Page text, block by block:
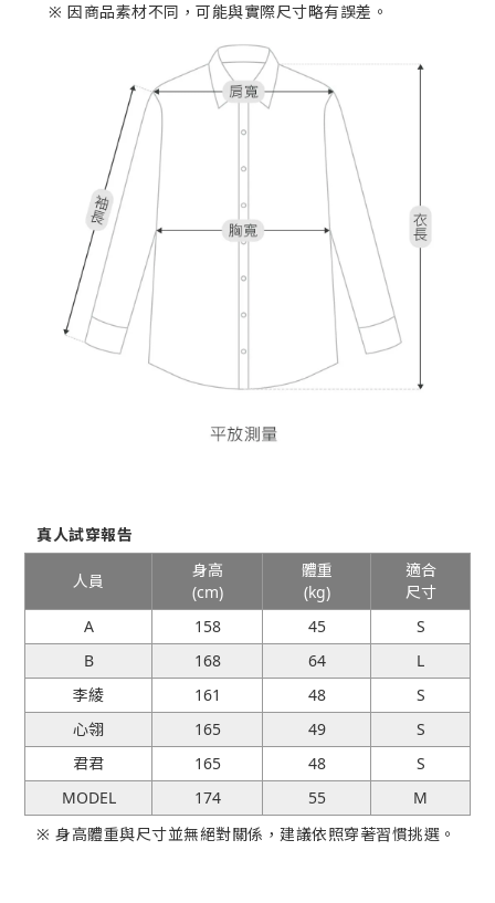
※ 因商品素材不同，可能與實際尺寸略有誤差。
真人試穿報告
人員
身高
(cm)
體重
(kg)
適合
尺寸
A
158 45
S
B
168 64
L
李綾
161 48
S
心翎
165 49
S
君君
165 48
S
MODEL
174 55
M
※ 身高體重與尺寸並無絕對關係，建議依照穿著習慣挑選。